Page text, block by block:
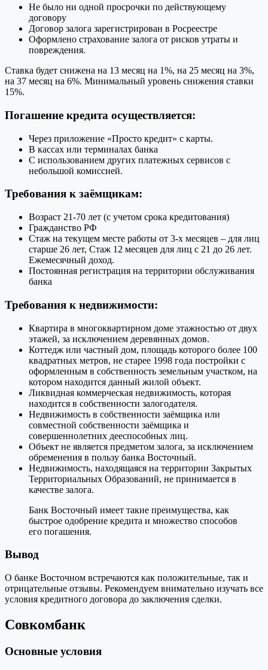
Не было ни одной просрочки по действующему
договору
Договор залога зарегистрирован в Росреестре
Оформлено страхование залога от рисков утраты и
повреждения.
Ставка будет снижена на 13 месяц на 1%, на 25 месяц на 3%,
на 37 месяц на 6%. Минимальный уровень снижения ставки
15%.
Погашение кредита осуществляется:
Через приложение «Просто кредит» с карты.
В кассах или терминалах банка
С использованием других платежных сервисов с
небольшой комиссией.
Требования к заёмщикам:
Возраст 21-70 лет (с учетом срока кредитования)
Гражданство РФ
Стаж на текущем месте работы от 3-х месяцев – для лиц
старше 26 лет, Стаж 12 месяцев для лиц с 21 до 26 лет.
Ежемесячный доход.
Постоянная регистрация на территории обслуживания
банка
Требования к недвижимости:
Квартира в многоквартирном доме этажностью от двух
этажей, за исключением деревянных домов.
Коттедж или частный дом, площадь которого более 100
квадратных метров, не старее 1998 года постройки с
оформленным в собственность земельным участком, на
котором находится данный жилой объект.
Ликвидная коммерческая недвижимость, которая
находится в собственности залогодателя.
Недвижимость в собственности заёмщика или
совместной собственности заёмщика и
совершеннолетних дееспособных лиц.
Объект не является предметом залога, за исключением
обременения в пользу банка Восточный.
Недвижимость, находящаяся на территории Закрытых
Территориальных Образований, не принимается в
качестве залога.
Банк Восточный имеет такие преимущества, как
быстрое одобрение кредита и множество способов
его погашения.
Вывод
О банке Восточном встречаются как положительные, так и
отрицательные отзывы. Рекомендуем внимательно изучать все
условия кредитного договора до заключения сделки.
Совкомбанк
Основные условия